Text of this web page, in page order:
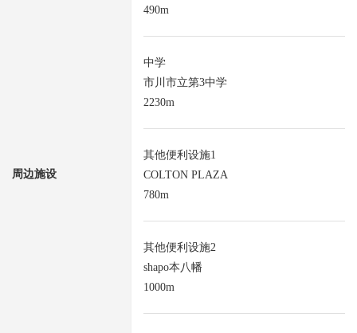
周边施设
490m
中学
市川市立第3中学
2230m
其他便利设施1
COLTON PLAZA
780m
其他便利设施2
shapo本八幡
1000m